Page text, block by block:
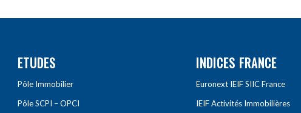
ETUDES
Pôle Immobilier
Pôle SCPI – OPCI
INDICES FRANCE
Euronext IEIF SIIC France
IEIF Activités Immobilières